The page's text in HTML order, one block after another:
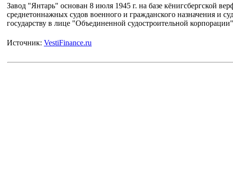
Завод "Янтарь" основан 8 июля 1945 г. на базе кёнигсбергской
среднетоннажных судов военного и гражданского назначения и
государству в лице "Объединенной судостроительной
Источник: VestiFinance.ru